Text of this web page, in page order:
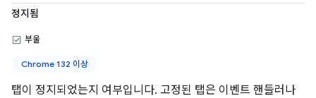
정지됨
부울
Chrome 132 이상
탭이 정지되었는지 여부입니다. 고정된 탭은 이벤트 핸들러나